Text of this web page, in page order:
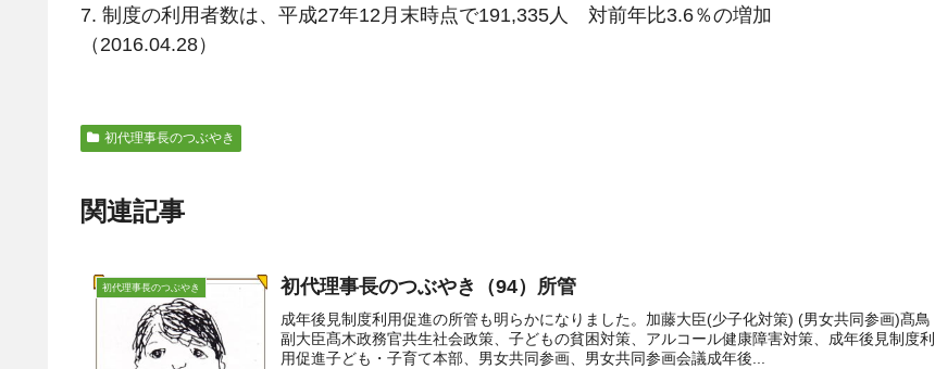
7. 制度の利用者数は、平成27年12月末時点で191,335人 対前年比3.6％の増加
（2016.04.28）
初代理事長のつぶやき
関連記事
初代理事長のつぶやき 初代理事長のつぶやき（94）所管
成年後見制度利用促進の所管も明らかになりました。加藤大臣(少子化対策) (男女共同参画)髙鳥
副大臣髙木政務官共生社会政策、子どもの貧困対策、アルコール健康障害対策、成年後見制度利
用促進子ども・子育て本部、男女共同参画、男女共同参画会議成年後...